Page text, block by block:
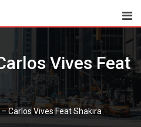
Vives Feat
Carlos Vives Feat Shakira